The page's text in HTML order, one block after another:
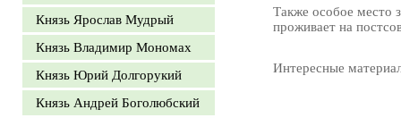
Князь Ярослав Мудрый
Князь Владимир Мономах
Князь Юрий Долгорукий
Князь Андрей Боголюбский
Также особое место
проживает на
Интересные